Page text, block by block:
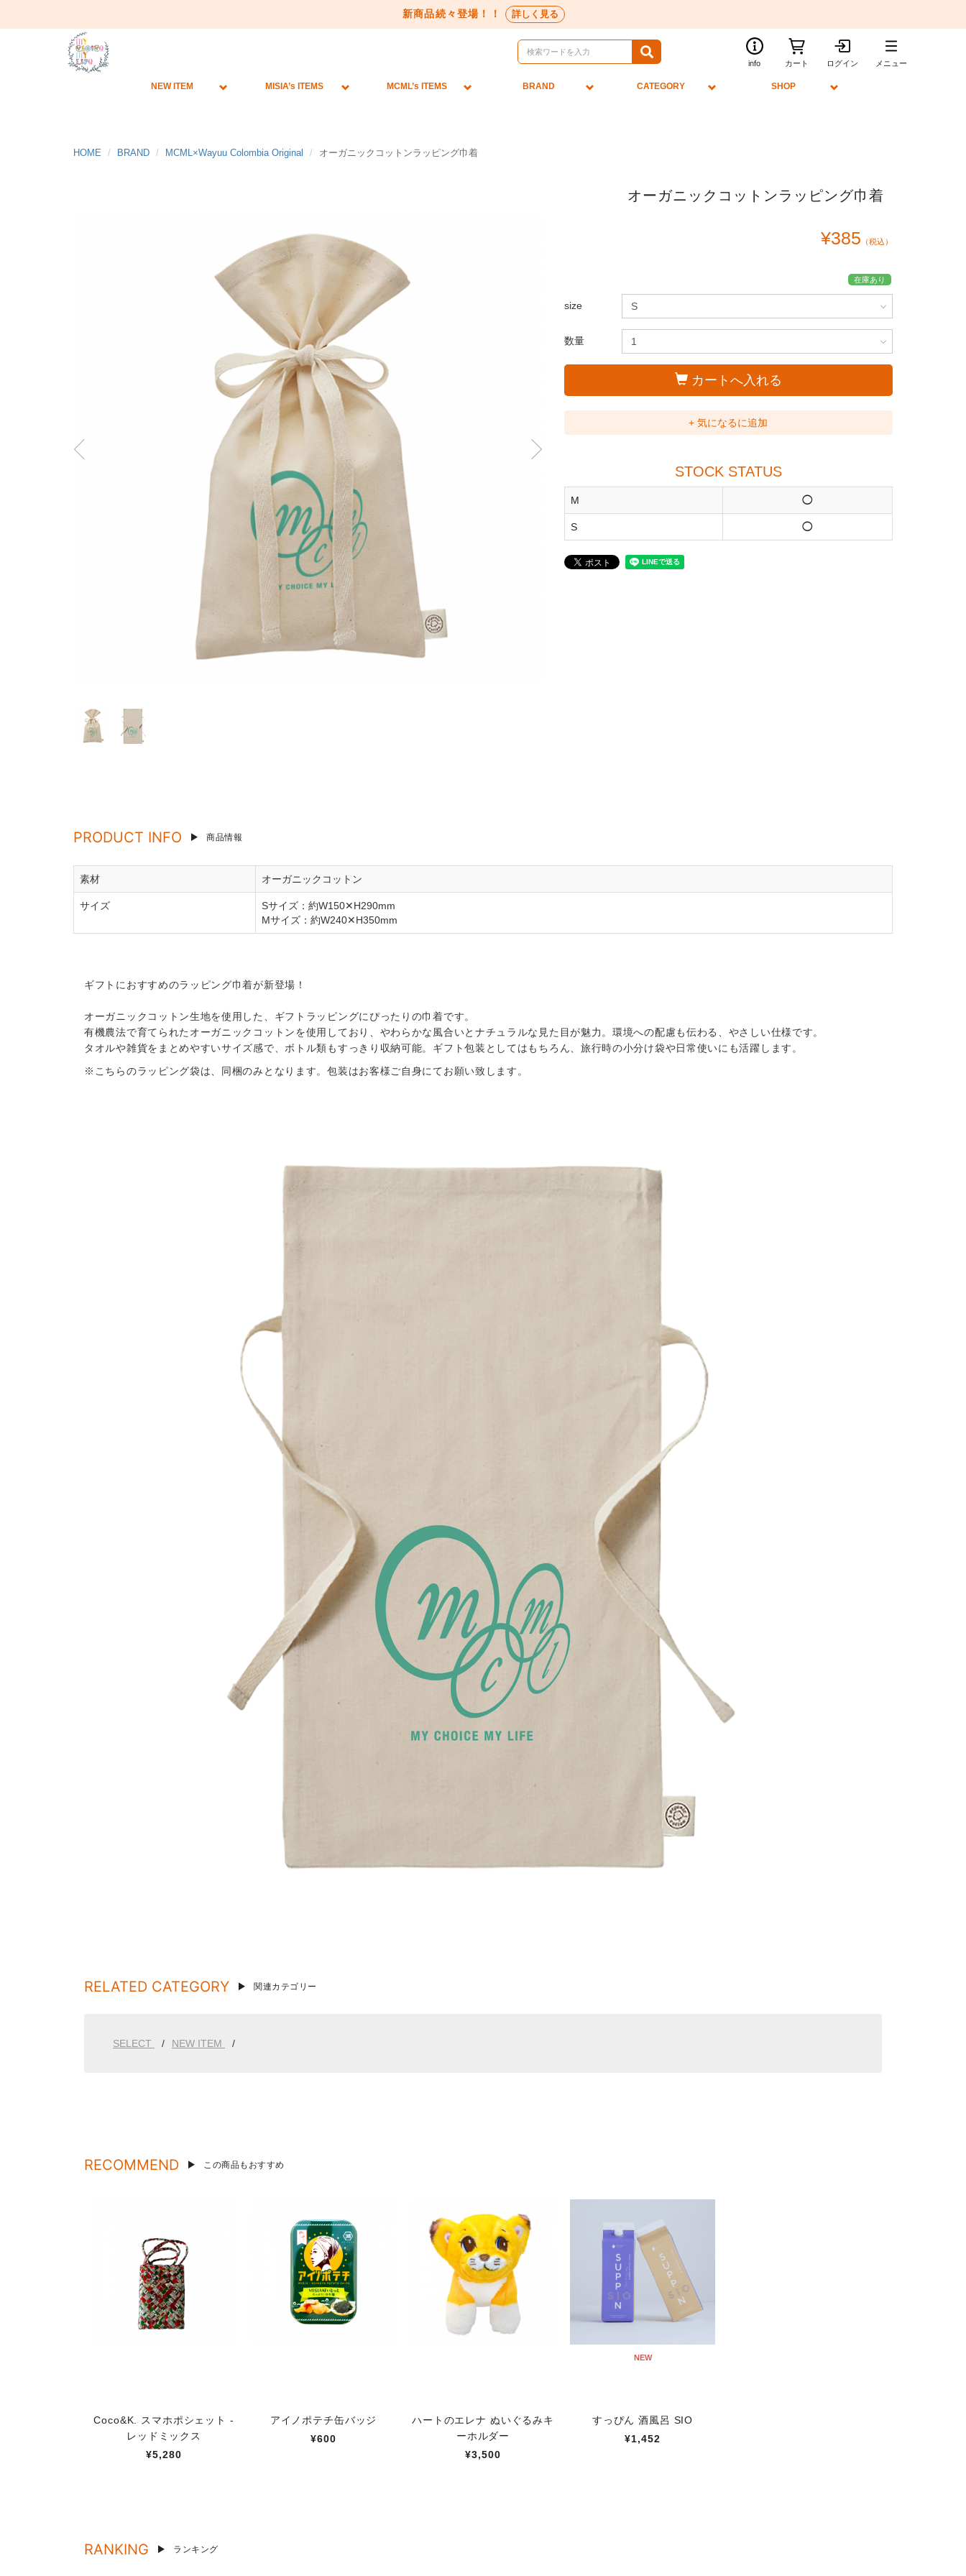
新商品続々登場！！ 詳しく見る
info カート ログイン メニュー
NEW ITEM MISIA’s ITEMS MCML’s ITEMS BRAND CATEGORY SHOP
HOME BRAND MCML×Wayuu Colombia Original オーガニックコットンラッピング巾着
オーガニックコットンラッピング巾着
¥385 （税込）
在庫あり
size
数量
カートへ入れる
+ 気になるに追加
STOCK STATUS
M ◯
S ◯
PRODUCT INFO 商品情報
素材 オーガニックコットン
サイズ
Sサイズ：約W150✕H290mm
Mサイズ：約W240✕H350mm
ギフトにおすすめのラッピング巾着が新登場！
オーガニックコットン生地を使用した、ギフトラッピングにぴったりの巾着です。
有機農法で育てられたオーガニックコットンを使用しており、やわらかな風合いとナチュラルな見た目が魅力。環境への配慮も伝わる、やさしい仕様です。
タオルや雑貨をまとめやすいサイズ感で、ボトル類もすっきり収納可能。ギフト包装としてはもちろん、旅行時の小分け袋や日常使いにも活躍します。
※こちらのラッピング袋は、同梱のみとなります。包装はお客様ご自身にてお願い致します。
RELATED CATEGORY 関連カテゴリー
SELECT NEW ITEM
RECOMMEND この商品もおすすめ
Coco&K. スマホポシェット -
レッドミックス
¥5,280
アイノポテチ缶バッジ
¥600
ハートのエレナ ぬいぐるみキ
ーホルダー
¥3,500
NEW
すっぴん 酒風呂 SIO
¥1,452
RANKING ランキング